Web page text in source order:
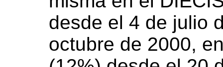
desde el 4 de julio
octubre de 2000,